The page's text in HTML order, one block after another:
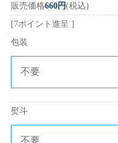
販売価格660円(税込)
[7ポイント進呈 ]
包装
熨斗